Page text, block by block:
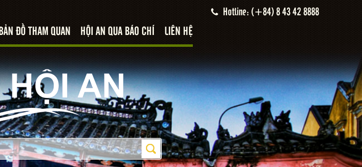
Hotline: (+84) 8 43 42 8888
BẢN ĐỒ THAM QUAN HỘI AN QUA BÁO CHÍ LIÊN HỆ